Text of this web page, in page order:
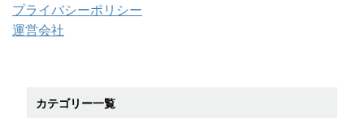
プライバシーポリシー
運営会社
カテゴリー一覧